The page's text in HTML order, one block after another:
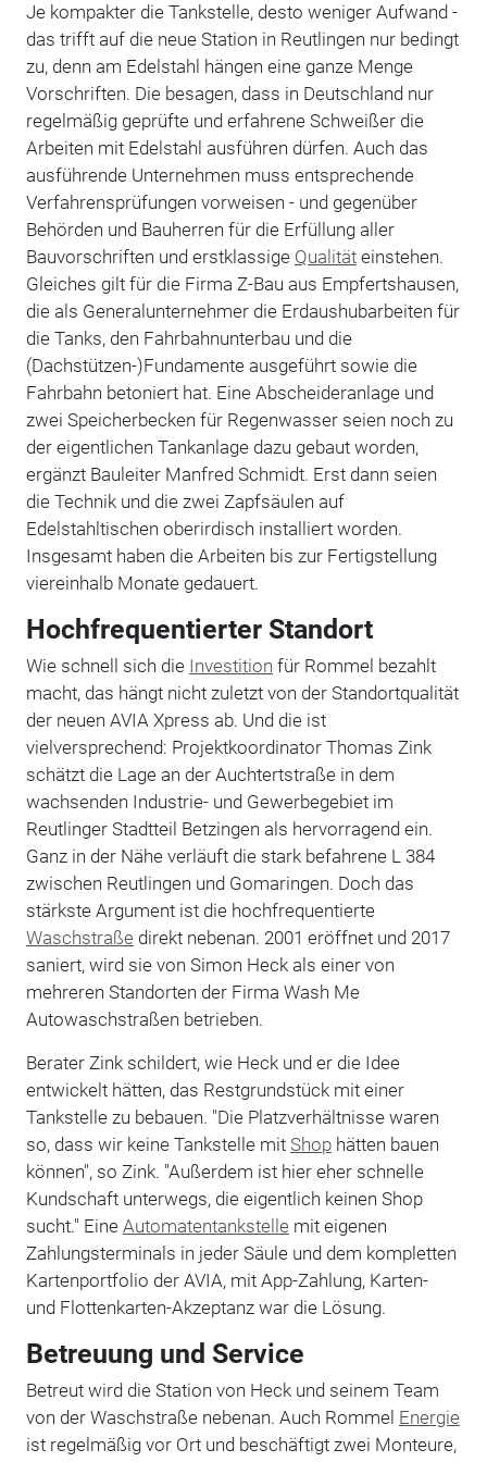
Je kompakter die Tankstelle, desto weniger Aufwand -
das trifft auf die neue Station in Reutlingen nur bedingt
zu, denn am Edelstahl hängen eine ganze Menge
Vorschriften. Die besagen, dass in Deutschland nur
regelmäßig geprüfte und erfahrene Schweißer die
Arbeiten mit Edelstahl ausführen dürfen. Auch das
ausführende Unternehmen muss entsprechende
Verfahrensprüfungen vorweisen - und gegenüber
Behörden und Bauherren für die Erfüllung aller
Bauvorschriften und erstklassige Qualitäteinstehen.
Gleiches gilt für die Firma Z-Bau aus Empfertshausen,
die als Generalunternehmer die Erdaushubarbeiten für
die Tanks, den Fahrbahnunterbau und die
(Dachstützen-)Fundamente ausgeführt sowie die
Fahrbahn betoniert hat. Eine Abscheideranlage und
zwei Speicherbecken für Regenwasser seien noch zu
der eigentlichen Tankanlage dazu gebaut worden,
ergänzt Bauleiter Manfred Schmidt. Erst dann seien
die Technik und die zwei Zapfsäulen auf
Edelstahltischen oberirdisch installiert worden.
Insgesamt haben die Arbeiten bis zur Fertigstellung
viereinhalb Monate gedauert.
Hochfrequentierter Standort
Wie schnell sich die Investition für Rommel bezahlt
macht, das hängt nicht zuletzt von der Standortqualität
der neuen AVIA Xpress ab. Und die ist
vielversprechend: Projektkoordinator Thomas Zink
schätzt die Lage an der Auchtertstraße in dem
wachsenden Industrie- und Gewerbegebiet im
Reutlinger Stadtteil Betzingen als hervorragend ein.
Ganz in der Nähe verläuft die stark befahrene L 384
zwischen Reutlingen und Gomaringen. Doch das
stärkste Argument ist die hochfrequentierte
Waschstraße direkt nebenan. 2001 eröffnet und 2017
saniert, wird sie von Simon Heck als einer von
mehreren Standorten der Firma Wash Me
Autowaschstraßen betrieben.
Berater Zink schildert, wie Heck und er die Idee
entwickelt hätten, das Restgrundstück mit einer
Tankstelle zu bebauen. "Die Platzverhältnisse waren
so, dass wir keine Tankstelle mit Shophätten bauen
können", so Zink. "Außerdem ist hier eher schnelle
Kundschaft unterwegs, die eigentlich keinen Shop
sucht." Eine Automatentankstelle mit eigenen
Zahlungsterminals in jeder Säule und dem kompletten
Kartenportfolio der AVIA, mit App-Zahlung, Karten-
und Flottenkarten-Akzeptanz war die Lösung.
Betreuung und Service
Betreut wird die Station von Heck und seinem Team
von der Waschstraße nebenan. Auch Rommel Energie
ist regelmäßig vor Ort und beschäftigt zwei Monteure,